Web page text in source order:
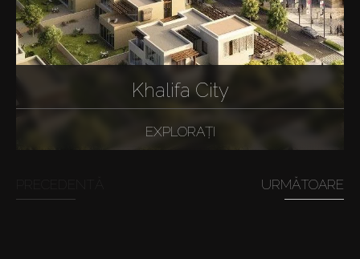
Khalifa City
EXPLORAȚI
URMĂTOARE